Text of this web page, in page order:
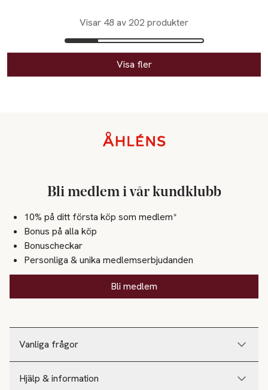
Visar 48 av 202 produkter
Visa fler
Vanliga frågor
Hjälp & information
Bli medlem i vår kundklubb
10% på ditt första köp som medlem*
Bonus på alla köp
Bonuscheckar
Personliga & unika medlemserbjudanden
Bli medlem